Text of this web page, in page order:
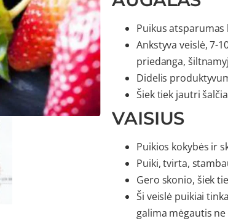
Puikus atsparumas
Ankstyva veislė, 7-
priedanga,
Didelis
Šiek tiek jautri
VAISIUS
Puikios kokybės ir
Puiki, tvirta,
Gero skonio, šiek
Ši veislė puikiai
galima mėgautis